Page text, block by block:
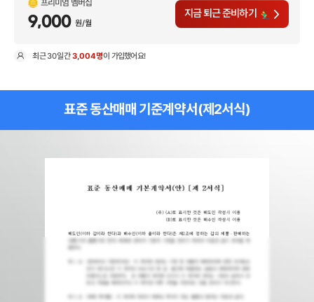
프리미엄 멤버십
9,000 원/월
지금 퇴근 준비하기
최근30일간3,004명이 가입했어요!
표준 동산매매 기준계약서(제2서식)